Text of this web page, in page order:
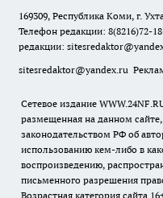
169309, Республика Коми, г.
Телефон редакции: 8(8216)72-
редакции:
sitesredaktor@yandex.ru
Сетевое издание
размещенная на данном сайте,
законодательством РФ об
использованию кем-либо в
воспроизведению,
письменного разрешения
Возрастная категория сайта